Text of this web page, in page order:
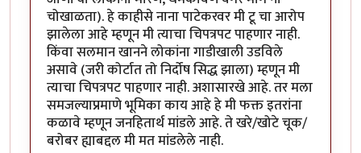
चोखाळता). हे काहीसे नाना पाटेकरवर मी टू चा आरोप
झालेला आहे म्हणून मी त्याचा चिपत्रपट पाहणार नाही.
किंवा सलमान खानने लोकांना गाडीखाली उडविले
असावे (जरी कोर्टात तो निर्दोष सिद्ध झाला) म्हणून मी
त्याचा चिपत्रपट पाहणार नाही. अशासारखे आहे. तर मला
समजल्याप्रमाणे भूमिका काय आहे हे मी फक्त इतरांना
कळावे म्हणून जनहितार्थ मांडले आहे. ते खरे/खोटे चूक/
बरोबर ह्याबद्दल मी मत मांडलेले नाही.